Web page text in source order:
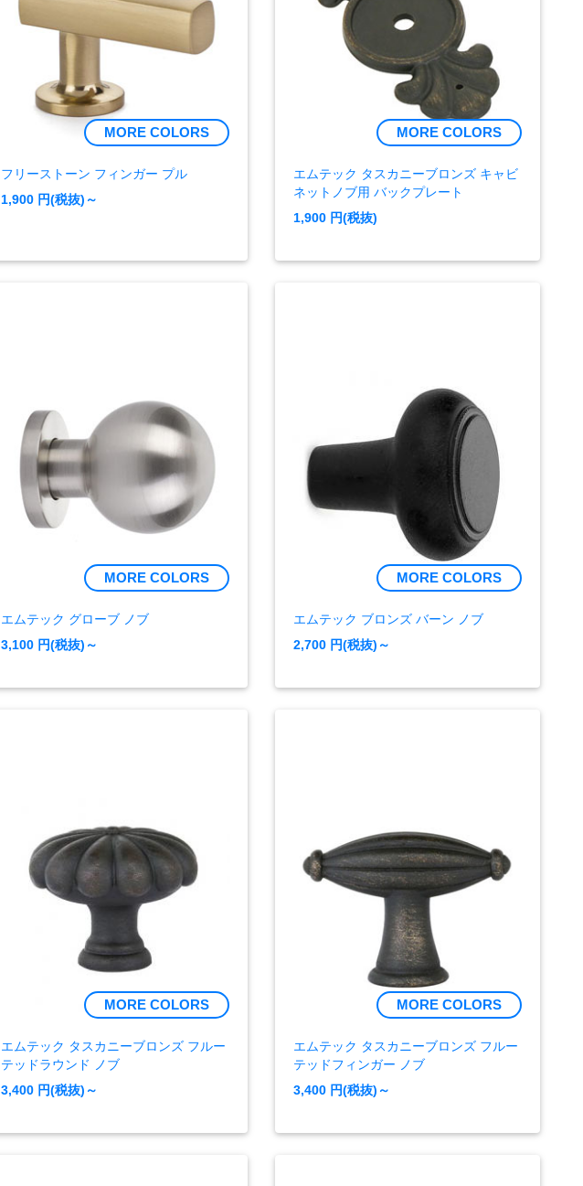
MORE COLORS
フリーストーン フィンガー プル
1,900 円(税抜)～
MORE COLORS
エムテック タスカニーブロンズ キャビ
ネットノブ用 バックプレート
1,900 円(税抜)
MORE COLORS
エムテック グローブ ノブ
3,100 円(税抜)～
MORE COLORS
エムテック ブロンズ バーン ノブ
2,700 円(税抜)～
MORE COLORS
エムテック タスカニーブロンズ フルー
テッドラウンド ノブ
3,400 円(税抜)～
MORE COLORS
エムテック タスカニーブロンズ フルー
テッドフィンガー ノブ
3,400 円(税抜)～